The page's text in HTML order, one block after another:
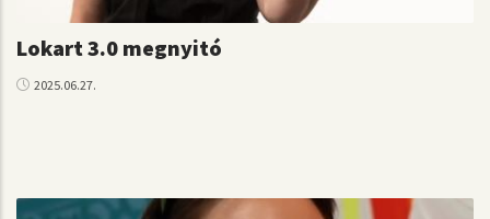
Lokart 3.0 megnyitó
2025.06.27.